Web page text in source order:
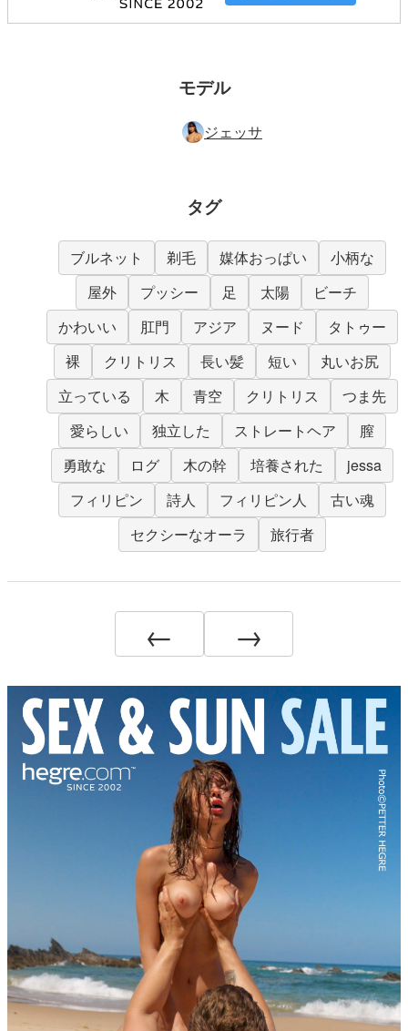
モデル
ジェッサ
タグ
ブルネット 剃毛 媒体おっぱい
小柄な
屋外
プッシー 足 太陽
ビーチ
かわいい
肛門 アジア ヌード
タトゥー
裸
クリトリス 長い髪 短い
丸いお尻
立っている
木 青空 クリトリス
つま先
愛らしい
独立した ストレートヘア
膣
勇敢な
ログ 木の幹 培養された
jessa
フィリピン
詩人 フィリピン人
古い魂
セクシーなオーラ
旅行者
← →